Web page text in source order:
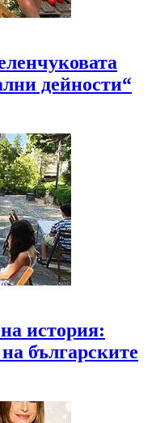
дейности“
история:
българските